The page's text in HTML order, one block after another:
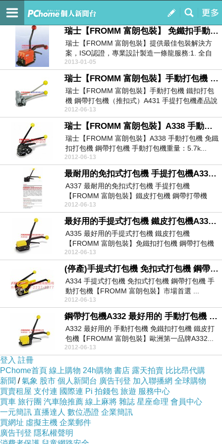
我的
訂閱
瑞士【FROMM 富朗包裝】
瑞士【FROMM 富朗包裝】 免鐵扣手動鋼帶打包機 手動鋼帶免鐵扣打包機Dynamic 2000
瑞士【FROMM 富朗包裝】提供最佳包裝解決方
案，ISO認證，專業設計製造一條龍服務:1. 全自
動鋼...
2013-01-05
瑞士【FROMM 富朗包裝】手動打包機 鐵扣打包機 鋼帶打包機（推扣式）A431 手提打包機
瑞士【FROMM 富朗包裝】手動打包機 鐵扣打包
機 鋼帶打包機（推扣式）A431 手提打包機產品說
明...
2012-06-13
瑞士【FROMM 富朗包裝】A338 手動打包機 免鐵扣打包機 鋼帶打包機 手動打包機
瑞士【FROMM 富朗包裝】A338 手動打包機 免鐵
扣打包機 鋼帶打包機 手動打包機重量：5.7k...
2012-06-13
最耐用的免扣式打包機 手提打包機A337 【FROMM 富朗包裝】鐵皮打包機 鋼帶打帶機
A337 最耐用的免扣式打包機 手提打包機
【FROMM 富朗包裝】鐵皮打包機 鋼帶打帶機
A3...
2012-06-13
最好用的手提式打包機 鐵皮打包機A335 【FROMM 富朗包裝】免鐵扣打包機 鋼帶打包機
A335 最好用的手提式打包機 鐵皮打包機
【FROMM 富朗包裝】免鐵扣打包機 鋼帶打包機
鐵...
2012-06-13
(停產)手提式打包機 免扣式打包機 鋼帶打包機 手動打包機A334【FROMM 富朗包裝】市場首選
A334 手提式打包機 免扣式打包機 鋼帶打包機 手
動打包機【FROMM 富朗包裝】市場首選 ...
2012-06-13
鋼帶打包機A332 最好用的 手動打包機 免鐵扣打包機 鐵皮打包機【FROMM 富朗包裝】歐洲品牌第一
A332 最好用的 手動打包機 免鐵扣打包機 鐵皮打
包機【FROMM 富朗包裝】歐洲第一品牌A332...
2012-06-13
登入 註冊
PChome首頁 線上購物 24h購物 書店 露天拍賣 比比昂代購
新聞 /氣象 股市 個人新聞台 廣告刊登 加入聯播網 全球購物
買賣租屋 支付連 國際連 Pi 拍錢包 旅遊 服務中心
買車 旅行團 汽車險推薦 線上麻將 雜誌 星座命理 會員中心
一元簡訊 直播達人 數位憑證 企業簡訊
買網址 虛擬主機 企業郵件
廣告刊登 隱私權聲明